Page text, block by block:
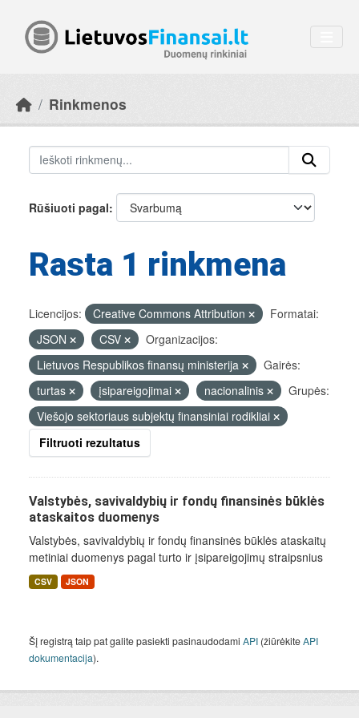
Rinkmenos
Rūšiuoti pagal
Rasta 1 rinkmena
Licencijos: Creative Commons Attribution
Formatai:
JSON
CSV
Organizacijos:
Lietuvos Respublikos finansų ministerija
Gairės:
turtas
įsipareigojimai nacionalinis
Grupės:
Viešojo sektoriaus subjektų finansiniai rodikliai
Filtruoti rezultatus
Valstybės, savivaldybių ir fondų finansinės būklės
ataskaitos duomenys
Valstybės, savivaldybių ir fondų finansinės būklės ataskaitų
metiniai duomenys pagal turto ir įsipareigojimų straipsnius
CSV JSON
Šį registrą taip pat galite pasiekti pasinaudodami API (žiūrėkiteAPI
dokumentacija).